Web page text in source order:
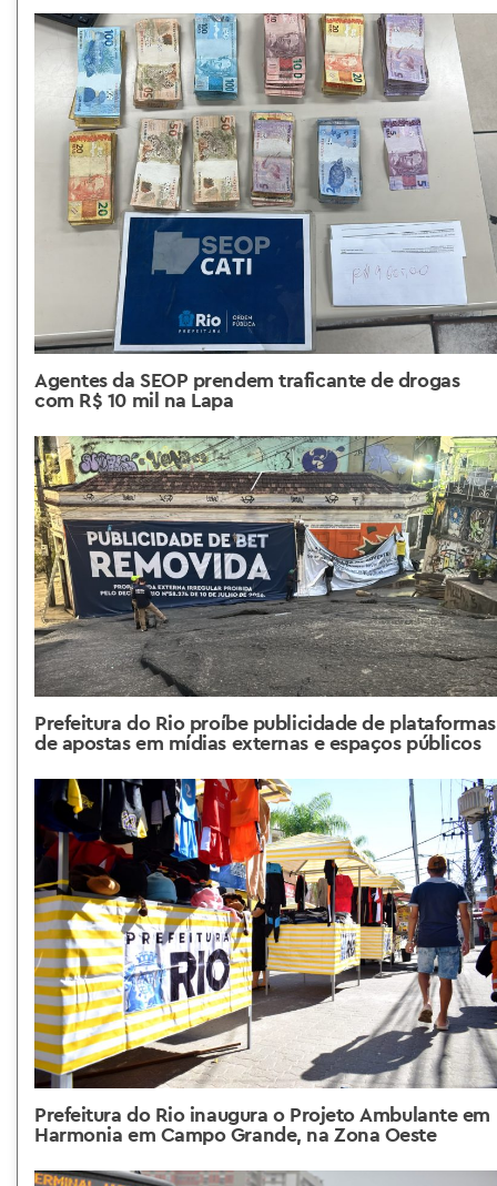
Agentes da SEOP prendem traficante de drogas
com R$ 10 mil na Lapa
Prefeitura do Rio proíbe publicidade de plataformas
de apostas em mídias externas e espaços públicos
Prefeitura do Rio inaugura o Projeto Ambulante em
Harmonia em Campo Grande, na Zona Oeste